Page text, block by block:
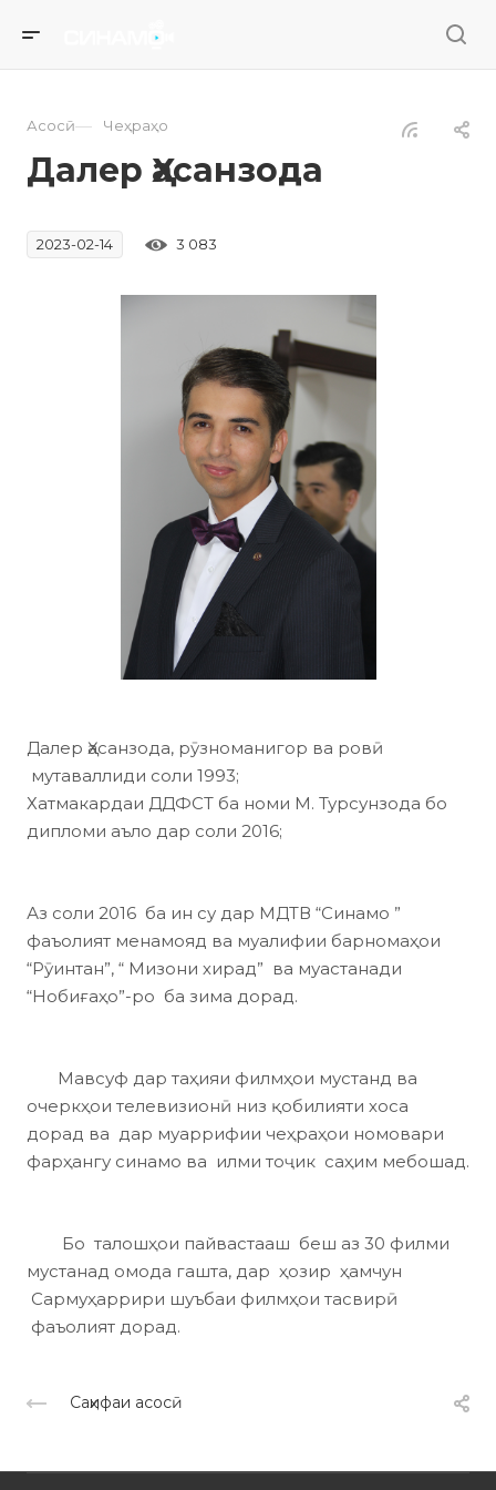
Асосӣ — Чеҳраҳо
Далер Ҳасанзода
2023-02-14 3 083
Далер Ҳасанзода, рӯзноманигор ва ровӣ
мутаваллиди соли 1993;
Хатмакардаи ДДФСТ ба номи М. Турсунзода бо
дипломи аъло дар соли 2016;
Аз соли 2016 ба ин су дар МДТВ “Синамо ”
фаъолият менамояд ва муалифии барномаҳои
“Рӯинтан”, “ Мизони хирад” ва муастанади
“Нобиғаҳо”-ро ба зима дорад.
Мавсуф дар таҳияи филмҳои мустанд ва
очеркҳои телевизионӣ низ қобилияти хоса
дорад ва дар муаррифии чеҳраҳои номовари
фарҳангу синамо ва илми тоҷик саҳим мебошад.
Бо талошҳои пайвастааш беш аз 30 филми
мустанад омода гашта, дар ҳозир ҳамчун
Сармуҳаррири шуъбаи филмҳои тасвирӣ
фаъолият дорад.
Саҳифаи асосӣ